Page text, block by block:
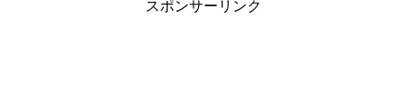
スポンサーリンク